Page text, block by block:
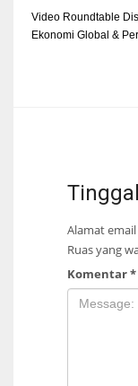
Video Roundtable
Ekonomi Global &
Alamat
Ruas yang
Komentar*